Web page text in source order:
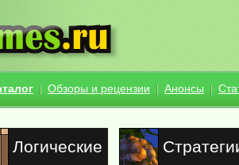
Обзоры и рецензии Анонсы
Логические